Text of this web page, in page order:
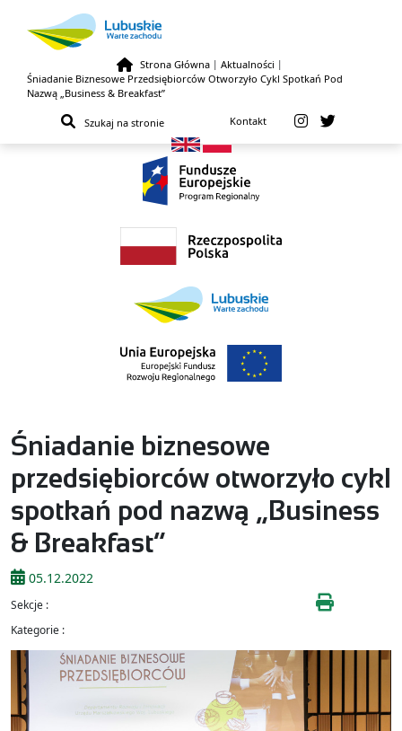
Przejdź do treści
Strona Główna | Aktualności |
Śniadanie Biznesowe Przedsiębiorców Otworzyło Cykl Spotkań Pod
Nazwą „Business & Breakfast”
Kontakt
Śniadanie biznesowe
przedsiębiorców otworzyło cykl
spotkań pod nazwą „Business
& Breakfast”
05.12.2022
Sekcje :
Kategorie :